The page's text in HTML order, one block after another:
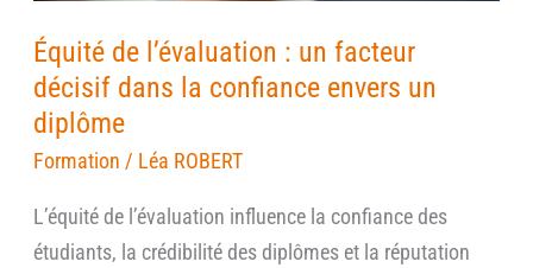
Équité de l’évaluation : un facteur
décisif dans la confiance envers un
diplôme
Formation / Léa ROBERT
L’équité de l’évaluation influence la confiance des
étudiants, la crédibilité des diplômes et la réputation
la
confiance
envers
un